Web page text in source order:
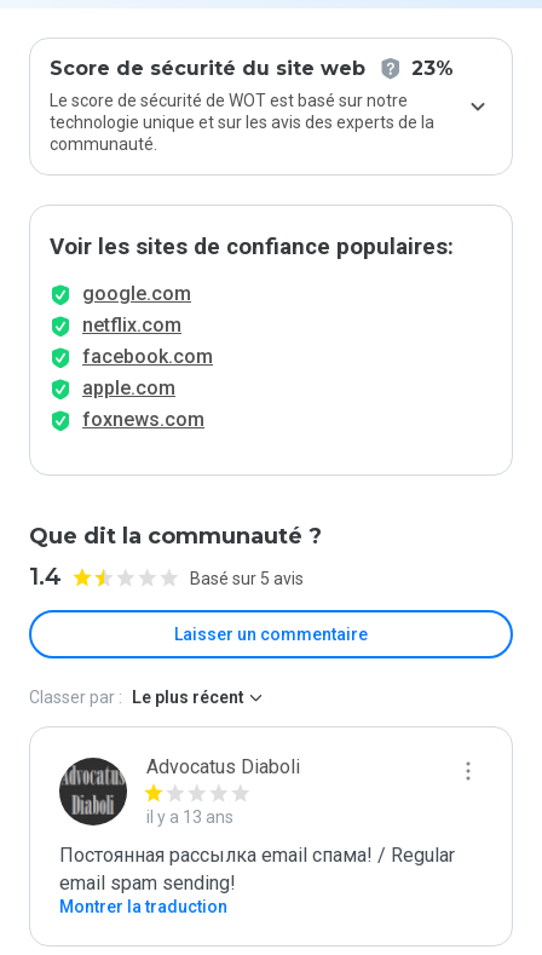
Score de sécurité du site web 23%
Le score de sécurité de WOT est basé sur notre
technologie unique et sur les avis des experts de la
communauté.
Voir les sites de confiance populaires:
google.com
netflix.com
facebook.com
apple.com
foxnews.com
Que dit la communauté ?
1.4 Basé sur 5 avis
Laisser un commentaire
Classer par : Le plus récent
Advocatus Diaboli
il y a 13 ans
Постоянная рассылка email спама! / Regular
email spam sending!
Montrer la traduction